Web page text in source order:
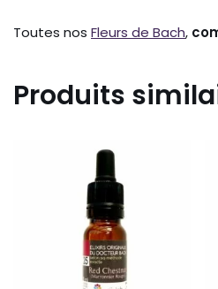
Toutes nos Fleurs de Bach,
Produits